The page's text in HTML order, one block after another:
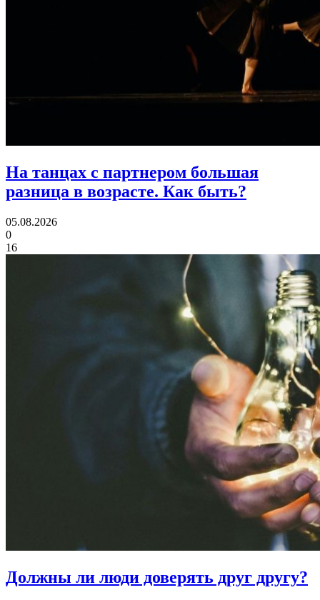
На танцах с партнером большая
разница в возрасте. Как быть?
05.08.2026
0
16
Должны ли люди доверять друг другу?